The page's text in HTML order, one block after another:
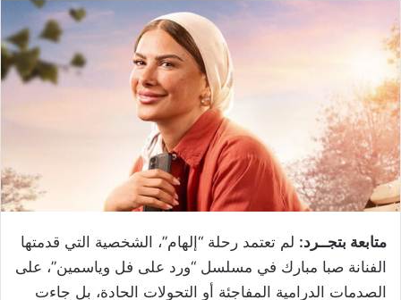
متابعة بتجــرد: لم تعتمد رحلة “إلهام”، الشخصية التي قدمتها
الفنانة صبا مبارك في مسلسل “ورد على فل وياسمين”، على
الصدمات الدرامية المفاجئة أو التحولات الحادة، بل جاءت